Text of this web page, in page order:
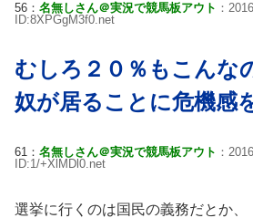
56： 名無しさん＠実況で競馬板アウト ：
ID:8XPGgM3f0.net
むしろ２０％もこんな
奴が居ることに危機感
61： 名無しさん＠実況で競馬板アウト ：
ID:1/+XlMDl0.net
選挙に行くのは国民の義務だとか、